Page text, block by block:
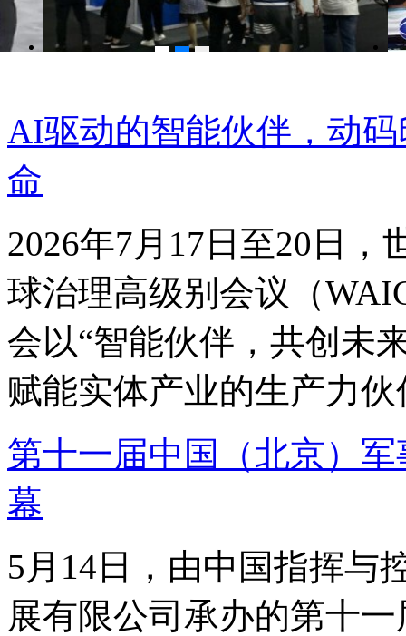
AI驱动的智能伙伴，动
命
2026年7月17日至20日
球治理高级别会议（
会以“智能伙伴，共创未
赋能实体产业的生产力
第十一届中国（北京）
幕
5月14日，由中国指挥与
展有限公司承办的第十